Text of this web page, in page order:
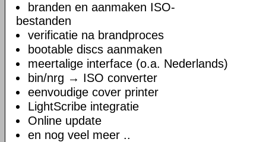
branden en aanmaken ISO-
bestanden
verificatie na brandproces
bootable discs aanmaken
meertalige interface (o.a. Nederlands)
bin/nrg → ISO converter
eenvoudige cover printer
LightScribe integratie
Online update
en nog veel meer ..